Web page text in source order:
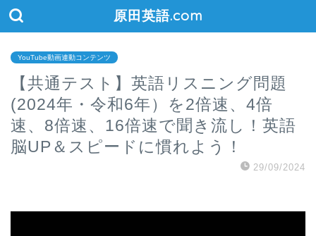
原田英語.com
YouTube動画連動コンテンツ
【共通テスト】英語リスニング問題
(2024年・令和6年）を2倍速、4倍
速、8倍速、16倍速で聞き流し！英語
脳UP＆スピードに慣れよう！
29/09/2024